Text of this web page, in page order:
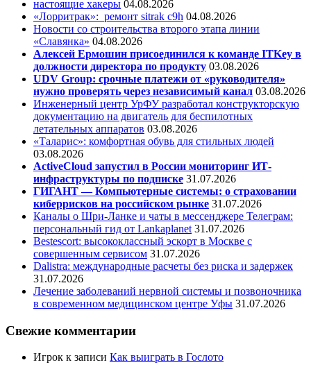
настоящие хакеры 04.08.2026
«Лорритрак»: ремонт sitrak c9h 04.08.2026
Новости со строительства второго этапа линии
«Славянка» 04.08.2026
Алексей Ермошин присоединился к команде ITKey в
должности директора по продукту 03.08.2026
UDV Group: срочные платежи от «руководителя»
нужно проверять через независимый канал 03.08.2026
Инженерный центр УрФУ разработал конструкторскую
документацию на двигатель для беспилотных
летательных аппаратов 03.08.2026
«Таларис»: комфортная обувь для стильных людей
03.08.2026
ActiveCloud запустил в России мониторинг ИТ-
инфраструктуры по подписке 31.07.2026
ГИГАНТ — Компьютерные системы: о страховании
киберрисков на российском рынке 31.07.2026
Каналы о Шри-Ланке и чаты в мессенджере Телеграм:
персональный гид от Lankaplanet 31.07.2026
Bestescort: высококлассный эскорт в Москве с
совершенным сервисом 31.07.2026
Dalistra: международные расчеты без риска и задержек
31.07.2026
Лечение заболеваний нервной системы и позвоночника
в современном медицинском центре Уфы 31.07.2026
Свежие комментарии
Игрок к записи Как выиграть в Гослото